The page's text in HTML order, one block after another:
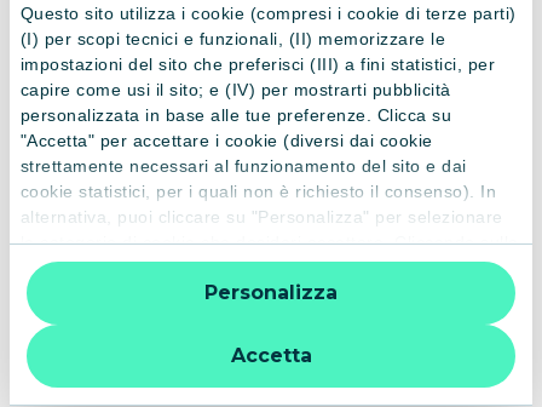
Questo sito utilizza i cookie (compresi i cookie di terze parti)
(I) per scopi tecnici e funzionali, (II) memorizzare le
impostazioni del sito che preferisci (III) a fini statistici, per
capire come usi il sito; e (IV) per mostrarti pubblicità
personalizzata in base alle tue preferenze. Clicca su
"Accetta" per accettare i cookie (diversi dai cookie
strettamente necessari al funzionamento del sito e dai
cookie statistici, per i quali non è richiesto il consenso). In
alternativa, puoi cliccare su "Personalizza" per selezionare
le categorie di cookie che desideri accettare. Cliccando sulla
“X” le impostazioni predefinite vengono lasciate invariate e
quindi la navigazione può continuare senza cookie o altri
strumenti di tracciamento diversi da quelli tecnici. Per
ulteriori informazioni:
informativa privacy
Accetta
Personalizza
fermandosi ad ammirare pittoreschi villaggi di pescatori,
spiagge frastagliate e punti panoramici mozzafiato. Prima di
rientrare a Plymouth, sarà possibile visitare Polperro , un
affascinante villaggio di pescatori, e approfondire la sua
storia durante una visita guidata. In serata, arrivo a
Plymouth, sistemazione in hotel per il pernottamento e
cena in hotel
21/08/2026 - Venerdì - 5° giorno:Da Plymouth a Bristol
passando per Bath: Colazione in hotel prima di proseguire il
viaggio. Lasciata Plymouth, attraversando i
meravigliosi paesaggi del Parco Nazionale di Dartmoor, vi
sposterete verso nord‐est in direzione di
, con una
sosta lungo il percorso nella storica città di
Bath, immergetevi nella ricca storia e nella straordinaria